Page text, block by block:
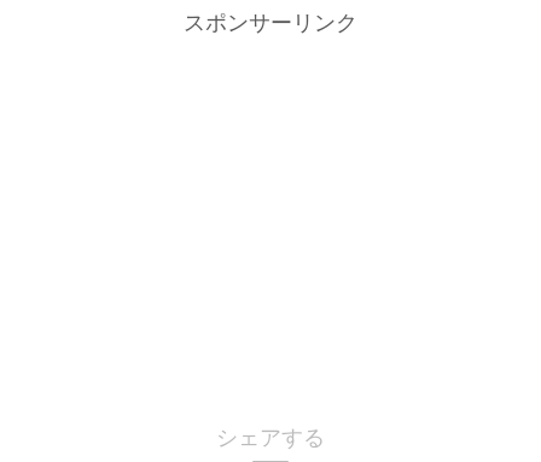
スポンサーリンク
シェアする